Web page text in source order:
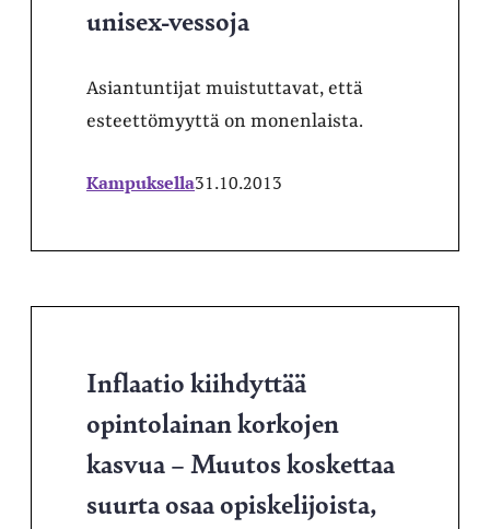
unisex-vessoja
Asiantuntijat muistuttavat, että
esteettömyyttä on monenlaista.
Kampuksella31.10.2013
Inflaatio kiihdyttää
opintolainan korkojen
kasvua – Muutos koskettaa
suurta osaa opiskelijoista,